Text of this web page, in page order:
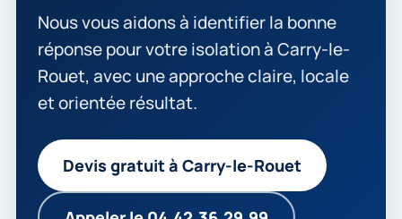
Nous vous aidons à identifier la bonne
réponse pour votre isolation à Carry-le-
Rouet, avec une approche claire, locale
et orientée résultat.
Devis gratuit à Carry-le-Rouet